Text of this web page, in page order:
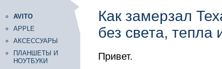
AVITO
APPLE
АКСЕССУАРЫ
ПЛАНШЕТЫ И
НОУТБУКИ
Как замерзал
без света, тепла
Привет.